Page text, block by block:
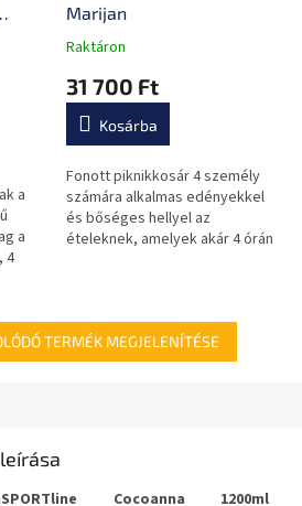
a
a
4
Marijan
A
átlagos
értékelése
0,0
csillag.
Raktáron
31 700 Ft
Kosárba
Fonott piknikkosár 4 személy
számára alkalmas edényekkel
és bőséges hellyel az
ételeknek, amelyek akár 4 órán
TERMÉK MEGJELENÍTÉSE
Cocoanna 1200ml